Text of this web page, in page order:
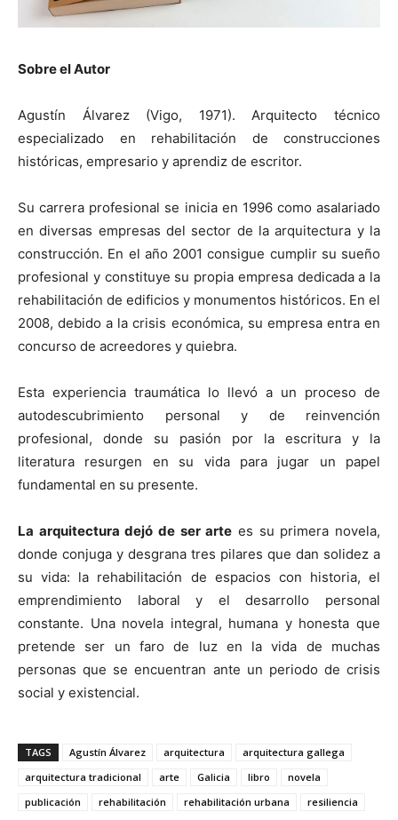
Sobre el Autor
Agustín Álvarez (Vigo, 1971). Arquitecto técnico
especializado en rehabilitación de construcciones
históricas, empresario y aprendiz de escritor.
Su carrera profesional se inicia en 1996 como asalariado
en diversas empresas del sector de la arquitectura y la
construcción. En el año 2001 consigue cumplir su sueño
profesional y constituye su propia empresa dedicada a la
rehabilitación de edificios y monumentos históricos. En el
2008, debido a la crisis económica, su empresa entra en
concurso de acreedores y quiebra.
Esta experiencia traumática lo llevó a un proceso de
autodescubrimiento personal y de reinvención
profesional, donde su pasión por la escritura y la
literatura resurgen en su vida para jugar un papel
fundamental en su presente.
La arquitectura dejó de ser arte es su primera novela,
donde conjuga y desgrana tres pilares que dan solidez a
su vida: la rehabilitación de espacios con historia, el
emprendimiento laboral y el desarrollo personal
constante. Una novela integral, humana y honesta que
pretende ser un faro de luz en la vida de muchas
personas que se encuentran ante un periodo de crisis
social y existencial.
TAGS Agustín Álvarez arquitectura
arquitectura gallega
arquitectura tradicional
arte Galicia libro
novela
publicación
rehabilitación rehabilitación urbana resiliencia